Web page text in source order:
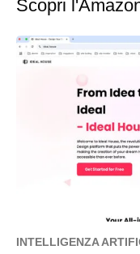
Scopri
INTELLIGENZA